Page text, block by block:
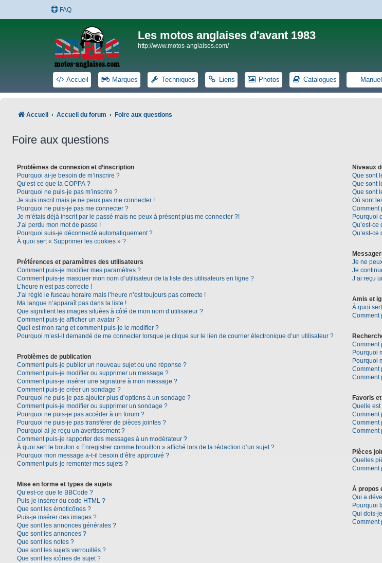
FAQ
Les motos anglaises d'avant 1983
http://www.motos-anglaises.com/
Accueil Marques Techniques Liens Photos Catalogues
Accueil Accueil du forum Foire aux questions
Foire aux questions
Problèmes de connexion et d’inscription
Pourquoi ai-je besoin de m’inscrire ?
Qu’est-ce que la COPPA ?
Pourquoi ne puis-je pas m’inscrire ?
Je suis inscrit mais je ne peux pas me connecter !
Pourquoi ne puis-je pas me connecter ?
Je m’étais déjà inscrit par le passé mais ne peux à présent plus me connecter ?!
J’ai perdu mon mot de passe !
Pourquoi suis-je déconnecté automatiquement ?
À quoi sert « Supprimer les cookies » ?
Préférences et paramètres des utilisateurs
Comment puis-je modifier mes paramètres ?
Comment puis-je masquer mon nom d’utilisateur de la liste des utilisateurs en ligne ?
L’heure n’est pas correcte !
J’ai réglé le fuseau horaire mais l’heure n’est toujours pas correcte !
Ma langue n’apparaît pas dans la liste !
Que signifient les images situées à côté de mon nom d’utilisateur ?
Comment puis-je afficher un avatar ?
Quel est mon rang et comment puis-je le modifier ?
Pourquoi m’est-il demandé de me connecter lorsque je clique sur le lien de courrier électronique d’un utilisateur ?
Problèmes de publication
Comment puis-je publier un nouveau sujet ou une réponse ?
Comment puis-je modifier ou supprimer un message ?
Comment puis-je insérer une signature à mon message ?
Comment puis-je créer un sondage ?
Pourquoi ne puis-je pas ajouter plus d’options à un sondage ?
Comment puis-je modifier ou supprimer un sondage ?
Pourquoi ne puis-je pas accéder à un forum ?
Pourquoi ne puis-je pas transférer de pièces jointes ?
Pourquoi ai-je reçu un avertissement ?
Comment puis-je rapporter des messages à un modérateur ?
À quoi sert le bouton « Enregistrer comme brouillon » affiché lors de la rédaction d’un sujet ?
Pourquoi mon message a-t-il besoin d’être approuvé ?
Comment puis-je remonter mes sujets ?
Mise en forme et types de sujets
Qu’est-ce que le BBCode ?
Puis-je insérer du code HTML ?
Que sont les émoticônes ?
Puis-je insérer des images ?
Que sont les annonces générales ?
Que sont les annonces ?
Que sont les notes ?
Que sont les sujets verrouillés ?
Que sont les icônes de sujet ?
Niveaux
Que sont
Que sont
Que sont
Où sont
Comment
Pourquoi
Qu’est-ce
Qu’est-ce
Je ne
Je
J’ai reçu
Amis et
À quoi
Comment
Comment
Pourquoi
Pourquoi
Comment
Comment
Favoris
Quelle
Comment
Comment
Comment
Pièces
Quelles
Comment
À propos
Qui a
Pourquoi
Qui dois-
Comment